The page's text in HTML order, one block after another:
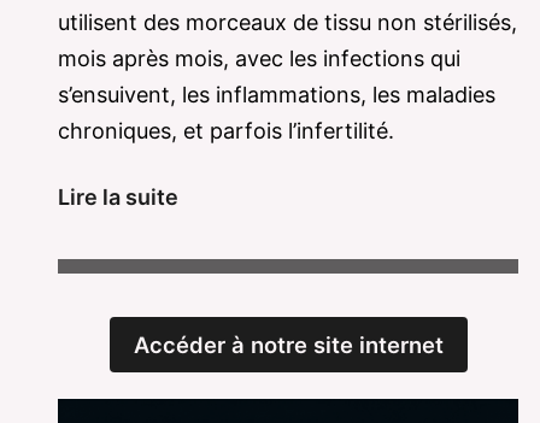
utilisent des morceaux de tissu non stérilisés,
mois après mois, avec les infections qui
s’ensuivent, les inflammations, les maladies
chroniques, et parfois l’infertilité.
Lire la suite
Accéder à notre site internet